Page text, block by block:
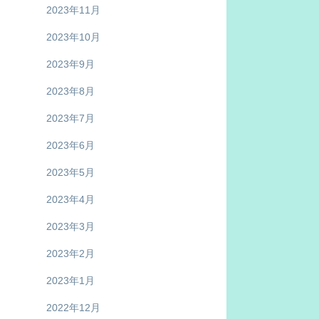
2023年11月
2023年10月
2023年9月
2023年8月
2023年7月
2023年6月
2023年5月
2023年4月
2023年3月
2023年2月
2023年1月
2022年12月